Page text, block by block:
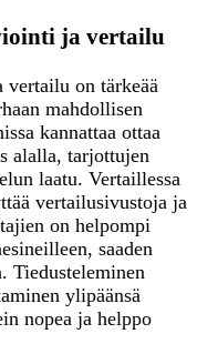
ja vertailu
on tärkeää
mahdollisen
kannattaa ottaa
alalla, tarjottujen
laatu. Vertaillessa
vertailusivustoja ja
on helpompi
saaden
Tiedusteleminen
ylipäänsä
nopea ja helppo